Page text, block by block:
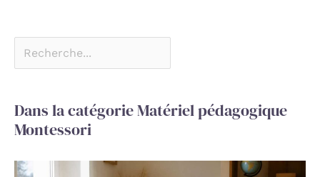
Dans la catégorie Matériel pédagogique
Montessori